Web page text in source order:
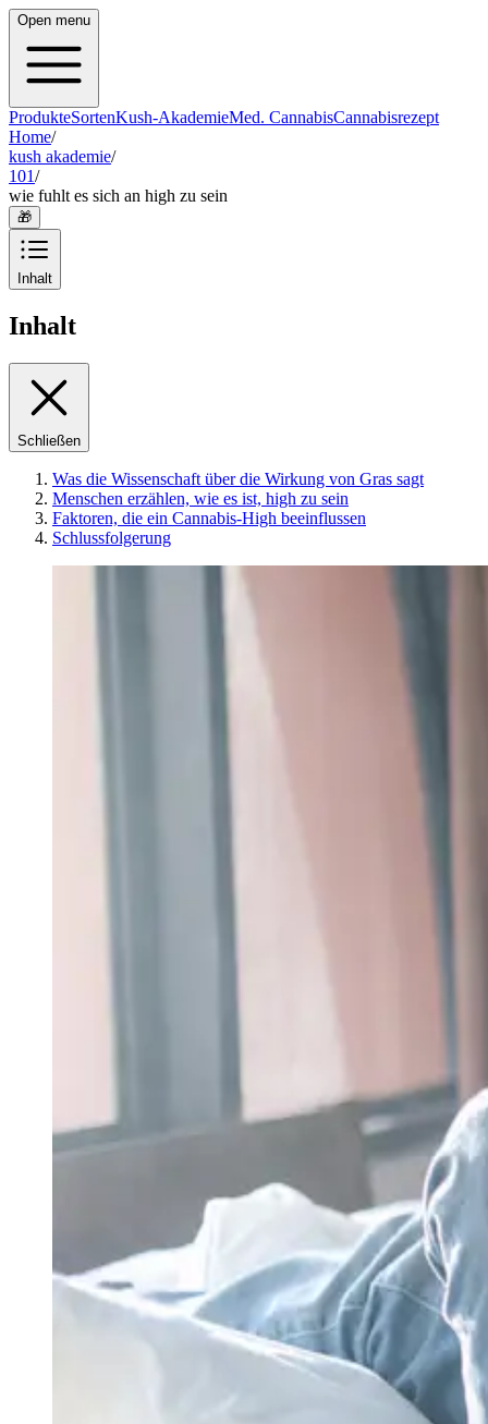
Open menu
ProdukteSortenKush-AkademieMed. CannabisCannabisrezept
Home/
kush akademie/
101/
wie fuhlt es sich an high zu sein
🎁
Inhalt
Inhalt
Schließen
Was die Wissenschaft über die Wirkung von Gras sagt
Menschen erzählen, wie es ist, high zu sein
Faktoren, die ein Cannabis-High beeinflussen
Schlussfolgerung